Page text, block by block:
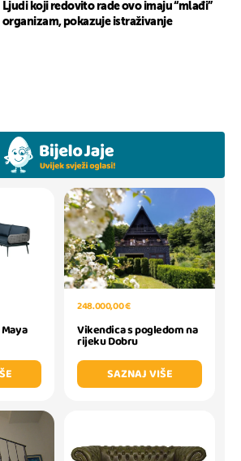
Ljudi koji redovito rade ovo imaju “mlađi”
organizam, pokazuje istraživanje
248.000,00 €
Vikendica s pogledom na
rijeku Dobru
SAZNAJ VIŠE